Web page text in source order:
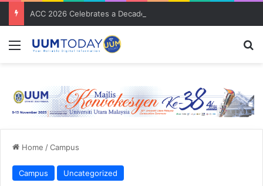
Menu
Home /Campus
Campus Uncategorized